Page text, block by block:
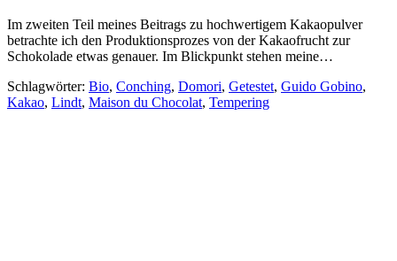
Im zweiten Teil meines Beitrags zu hochwertigem Kakaopulver
betrachte ich den Produktionsprozes von der Kakaofrucht zur
Schokolade etwas genauer. Im Blickpunkt stehen meine…
Schlagwörter: Bio, Conching, Domori, Getestet, Guido Gobino,
Kakao, Lindt, Maison du Chocolat, Tempering